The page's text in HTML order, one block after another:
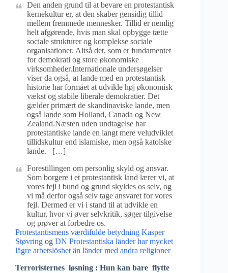
Den anden grund til at bevare en protestantisk
kernekultur er, at den skaber gensidig tillid
mellem fremmede mennesker. Tillid er nemlig
helt afgørende, hvis man skal opbygge tætte
sociale strukturer og komplekse sociale
organisationer. Altså det, som er fundamentet
for demokrati og store økonomiske
virksomheder.Internationale undersøgelser
viser da også, at lande med en protestantisk
historie har formået at udvikle høj økonomisk
vækst og stabile liberale demokratier. Det
gælder primært de skandinaviske lande, men
også lande som Holland, Canada og New
Zealand.Næsten uden undtagelse har
protestantiske lande en langt mere veludviklet
tillidskultur end islamiske, men også katolske
lande. […]
Forestillingen om personlig skyld og ansvar.
Som borgere i et protestantisk land lærer vi, at
vores fejl i bund og grund skyldes os selv, og
vi må derfor også selv tage ansvaret for vores
fejl. Dermed er vi i stand til at udvikle en
kultur, hvor vi øver selvkritik, søger tilgivelse
og prøver at forbedre os.
Protestantismens værdifulde betydning Kasper
Støvring og DN Protestantiska länder har mycket
lägre arbetslöshet än länder med andra religioner
Terroristernes løsning : Hun kan bare flytte